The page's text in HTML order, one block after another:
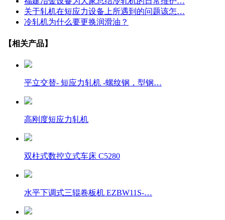
关于轧机在短应力设备上所遇到的问题该怎…
冷轧机为什么要更换润滑油？
【相关产品】
平立交替- 短应力轧机 -螺纹钢，型钢…
高刚度短应力轧机
双柱式数控立式车床 C5280
水平下调式三辊卷板机 EZBW11S-…